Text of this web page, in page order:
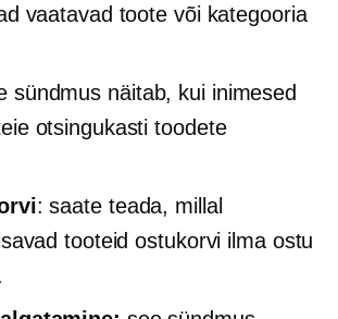
vaatavad toote või kategooria
sündmus näitab, kui inimesed
otsingukasti toodete
: saate teada, millal
tooteid ostukorvi ilma ostu